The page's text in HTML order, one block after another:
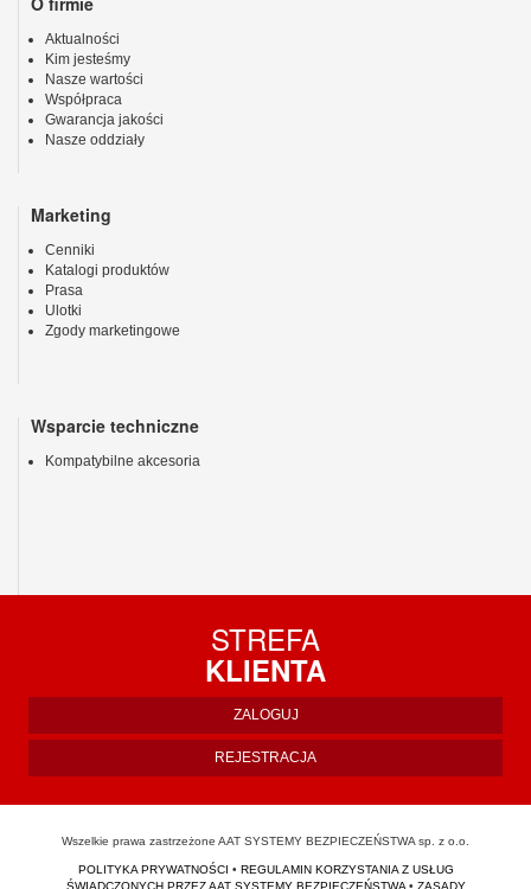
Aktualności
Kim jesteśmy
Nasze wartości
Współpraca
Gwarancja jakości
Nasze oddziały
Marketing
Cenniki
Katalogi produktów
Prasa
Ulotki
Zgody marketingowe
Wsparcie techniczne
Kompatybilne akcesoria
STREFA
KLIENTA
ZALOGUJ
REJESTRACJA
Wszelkie prawa zastrzeżone AAT SYSTEMY BEZPIECZEŃSTWA sp. z o.o.
POLITYKA PRYWATNOŚCI • REGULAMIN KORZYSTANIA Z USŁUG
ŚWIADCZONYCH PRZEZ AAT SYSTEMY BEZPIECZEŃSTWA• ZASADY